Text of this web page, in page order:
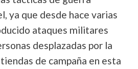
ya que desde hace varias
ataques militares
desplazadas por la
de campaña en esta